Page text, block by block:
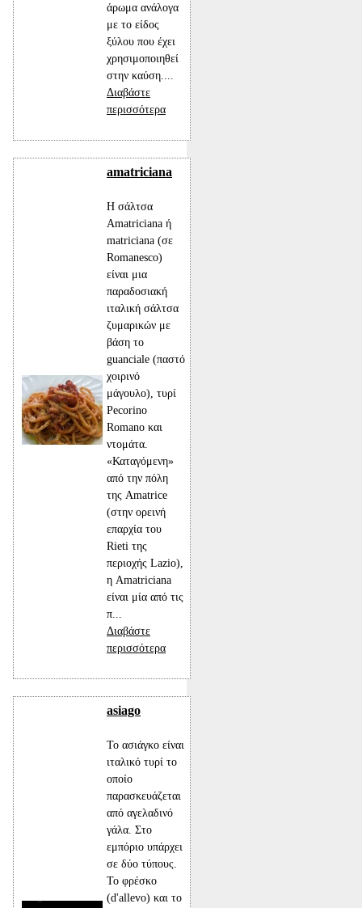
άρωμα ανάλογα
με το είδος
ξύλου που έχει
χρησιμοποιηθεί
στην καύση....
Διαβάστε
περισσότερα
amatriciana
Η σάλτσα
Amatriciana ή
matriciana (σε
Romanesco)
είναι μια
παραδοσιακή
ιταλική σάλτσα
ζυμαρικών με
βάση το
guanciale (παστό
χοιρινό
μάγουλο), τυρί
Pecorino
Romano και
ντομάτα.
«Καταγόμενη»
από την πόλη
της Amatrice
(στην ορεινή
επαρχία του
Rieti της
περιοχής Lazio),
η Amatriciana
είναι μία από τις
π...
Διαβάστε
περισσότερα
asiago
Το ασιάγκο είναι
ιταλικό τυρί το
οποίο
παρασκευάζεται
από αγελαδινό
γάλα. Στο
εμπόριο υπάρχει
σε δύο τύπους.
Το φρέσκο
(d'allevo) και το